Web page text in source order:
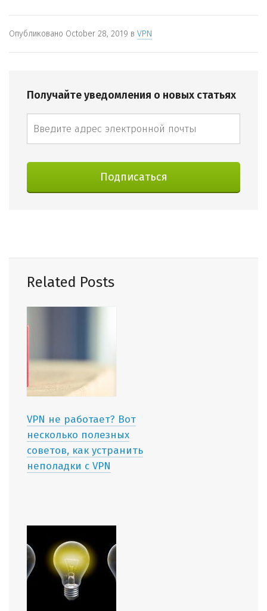
Опубликовано October 28, 2019 в VPN
Получайте уведомления о новых статьях
Related Posts
VPN не работает? Вот
несколько полезных
советов, как устранить
неполадки с VPN